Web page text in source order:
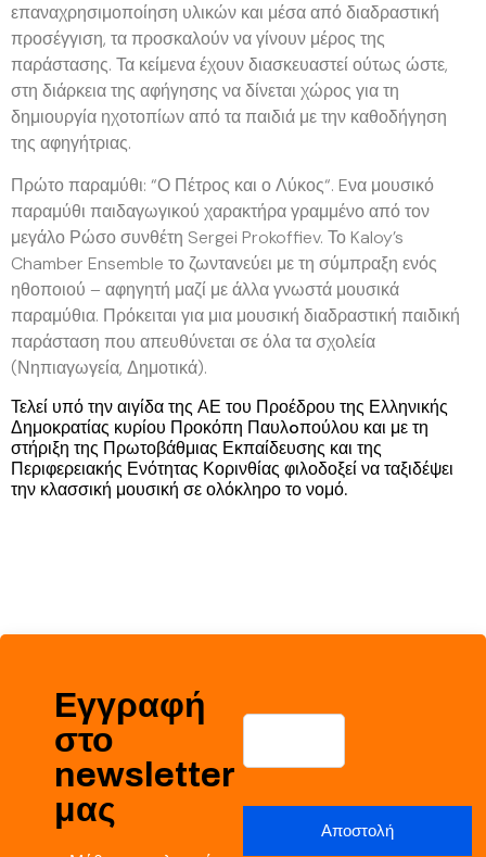
επαναχρησιμοποίηση υλικών και μέσα από διαδραστική
προσέγγιση, τα προσκαλούν να γίνουν μέρος της
παράστασης. Τα κείμενα έχουν διασκευαστεί ούτως ώστε,
στη διάρκεια της αφήγησης να δίνεται χώρος για τη
δημιουργία ηχοτοπίων από τα παιδιά με την καθοδήγηση
της αφηγήτριας.
Πρώτο παραμύθι: “Ο Πέτρος και ο Λύκος“. Eνα μουσικό
παραμύθι παιδαγωγικού χαρακτήρα γραμμένο από τον
μεγάλο Ρώσο συνθέτη Sergei Prokoffiev. Το Kaloy’s
Chamber Ensemble το ζωντανεύει με τη σύμπραξη ενός
ηθοποιού – αφηγητή μαζί με άλλα γνωστά μουσικά
παραμύθια. Πρόκειται για μια μουσική διαδραστική παιδική
παράσταση που απευθύνεται σε όλα τα σχολεία
(Νηπιαγωγεία, Δημοτικά).
Τελεί υπό την αιγίδα της ΑΕ του Προέδρου της Ελληνικής
Δημοκρατίας κυρίου Προκόπη Παυλoπούλου και με τη
στήριξη της Πρωτοβάθμιας Εκπαίδευσης και της
Περιφερειακής Ενότητας Κορινθίας φιλοδοξεί να ταξιδέψει
την κλασσική μουσική σε ολόκληρο το νομό.
Εγγραφή
στο
newsletter
μας